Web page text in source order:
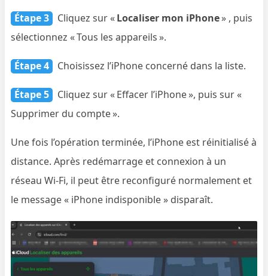
Étape 3 Cliquez sur «Localiser mon iPhone» , puis
sélectionnez « Tous les appareils ».
Étape 4 Choisissez l’iPhone concerné dans la liste.
Étape 5
Cliquez sur « Effacer l’iPhone », puis sur «
Supprimer du compte ».
Une fois l’opération terminée, l’iPhone est réinitialisé à
distance. Après redémarrage et connexion à un
réseau Wi-Fi, il peut être reconfiguré normalement et
le message « iPhone indisponible » disparaît.